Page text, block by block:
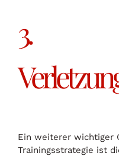
3.
Ein weiterer wichtiger
Trainingsstrategie ist